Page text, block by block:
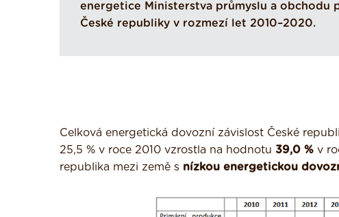
energetice Ministerstva průmyslu a
České republiky v rozmezí let 2010–2020.
Celková energetická dovozní závislost České
25,5 % v roce 2010 vzrostla na hodnotu 39,0 % v
republika mezi země s nízkou energetickou